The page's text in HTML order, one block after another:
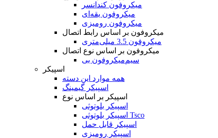
میکروفون کندانسر
میکروفون یقه‌ای
میکروفون رومیزی
میکروفون بر اساس رابط اتصال
میکروفون 3.5 میلی‌متری
میکروفون بر اساس نوع اتصال
میکروفون بی‌‎سیم
اسپیکر
همه موارد این دسته
اسپیکر گیمینگ
اسپیکر بر اساس نوع
اسپیکر بلوتوثی
اسپیکر بلوتوثی Tsco
اسپیکر قابل حمل
اسپیکر رومیزی